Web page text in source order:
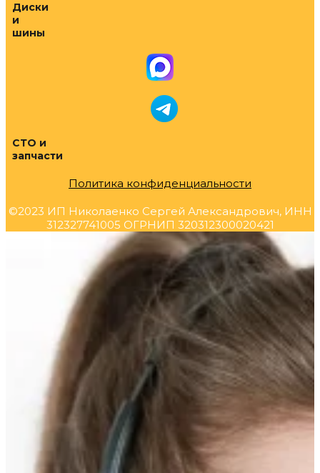
Диски
и
шины
СТО и
запчасти
Политика конфиденциальности
©2023 ИП Николаенко Сергей Александрович, ИНН
312327741005 ОГРНИП 320312300020421